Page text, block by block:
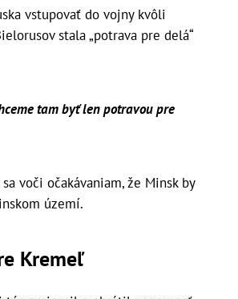
vstupovať do vojny kvôli
stala „potrava pre delá“
tam byť len potravou pre
voči očakávaniam, že Minsk by
území.
Kremeľ